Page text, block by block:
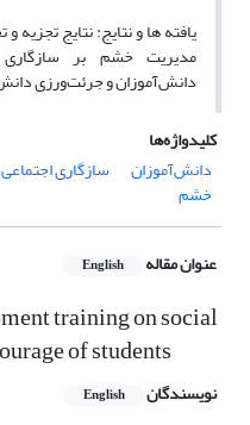
یافته ها و نتایج: نتایج
مدیریت خشم بر سازگاری
دانش‌آموزان و جرئت‌ورزی
کلیدواژه‌ها
دانش‌آموزان
سازگاری اجتماعی
خشم
عنوان مقاله English
training on social
of students
نویسندگان English